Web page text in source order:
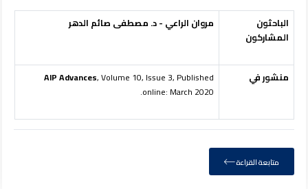
الباحثون
المشاركون
مروان الراعي - د. مصطفى صائم الدهر
منشور في AIP Advances, Volume 10, Issue 3, Published
online: March 2020.
متابعة القراءة